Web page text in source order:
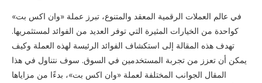
في عالم العملات الرقمية المعقد والمتنوع، تبرز عملة «وان اكس بت»
كواحدة من الخيارات المثيرة التي توفر العديد من الفوائد لمستثمريها.
تهدف هذه المقالة إلى استكشاف الفوائد الرئيسة لهذه العملة وكيف
يمكن أن تعزز من تجربة المستخدمين في السوق. سوف نتناول في هذا
المقال الجوانب المختلفة لعملة «وان اكس بت»، بدءًا من مزاياها